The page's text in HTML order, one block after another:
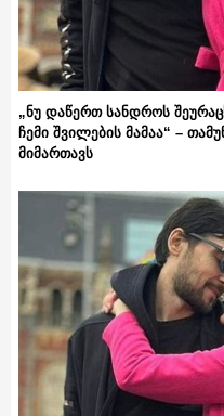
„ნუ დაწერთ სანდროს
ჩემი შვილების მამაა“ –
მიმართავს